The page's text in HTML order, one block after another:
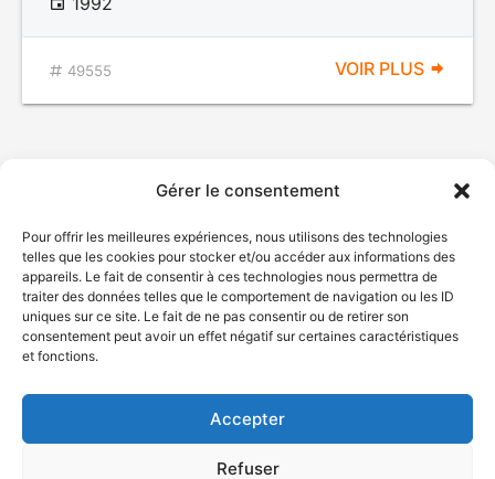
Gérer le consentement
Pour offrir les meilleures expériences, nous utilisons des technologies
telles que les cookies pour stocker et/ou accéder aux informations des
appareils. Le fait de consentir à ces technologies nous permettra de
traiter des données telles que le comportement de navigation ou les ID
uniques sur ce site. Le fait de ne pas consentir ou de retirer son
consentement peut avoir un effet négatif sur certaines caractéristiques
et fonctions.
Accepter
Refuser
49555 VOIR PLUS
© Gouvernement du Québec, 2026
Plan du site
Accessibilité
Accès à l'information
Déclaration de services